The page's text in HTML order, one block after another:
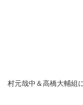
村元哉中＆高橋大輔組